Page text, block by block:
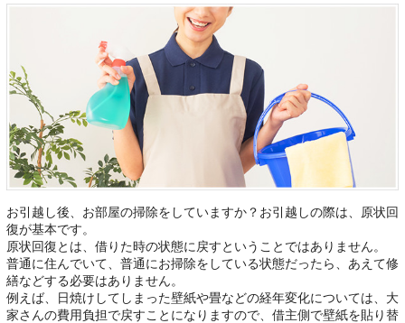
お引越し後、お部屋の掃除をしていますか？お引越しの際は、原状回
復が基本です。
原状回復とは、借りた時の状態に戻すということではありません。
普通に住んでいて、普通にお掃除をしている状態だったら、あえて修
繕などする必要はありません。
例えば、日焼けしてしまった壁紙や畳などの経年変化については、大
家さんの費用負担で戻すことになりますので、借主側で壁紙を貼り替